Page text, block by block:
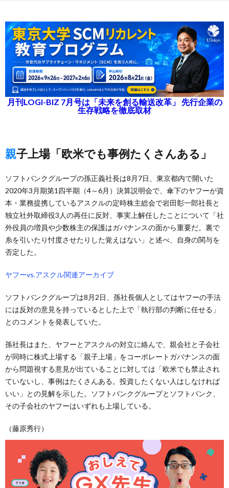
月刊LOGI-BIZ 7月号は「未来を創る輸送改革」 先行企業の
生存戦略を徹底取材
親子上場「欧米でも事例たくさんある」
ソフトバンクグループの孫正義社長は8月7日、東京都内で開いた
2020年3月期第1四半期（4～6月）決算説明会で、傘下のヤフーが資
本・業務提携しているアスクルの定時株主総会で岩田彰一郎社長と
独立社外取締役3人の再任に反対、事実上解任したことについて「社
外役員の増員や少数株主の保護はガバナンスの面から重要だ。裏で
糸を引いたり忖度させたりした覚えはない」と述べ、自身の関与を
否定した。
ヤフーvs.アスクル関連アーカイブ
ソフトバンクグループは8月2日、孫社長個人としてはヤフーの手法
には反対の意見を持っているとした上で「執行部の判断に任せる」
とのコメントを発表していた。
孫社長はまた、ヤフーとアスクルの対立に絡んで、親会社と子会社
が同時に株式上場する「親子上場」をコーポレートガバナンスの面
から問題視する意見が出ていることに対しては「欧米でも禁止され
ていないし、事例はたくさんある。投資したくない人はしなければ
いい」との見解を示した。ソフトバンクグループとソフトバンク、
その子会社のヤフーはいずれも上場している。
（藤原秀行）